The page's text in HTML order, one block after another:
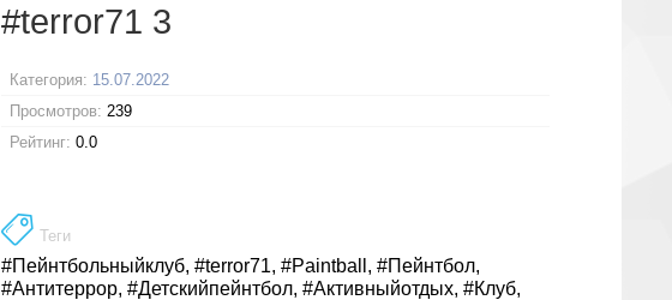
#terror71 3
Категория: 15.07.2022
Просмотров: 239
Рейтинг: 0.0
Теги
#Пейнтбольныйклуб, #terror71, #Paintball , #Пейнтбол,
#Антитеррор, #Детскийпейнтбол, #Активныйотдых, #Клуб,